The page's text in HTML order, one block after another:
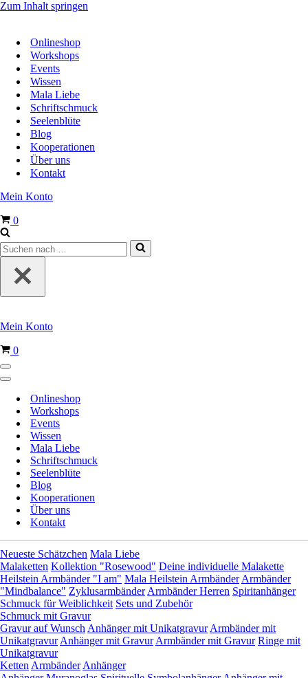
Zum Inhalt springen
Onlineshop
Workshops
Events
Wissen
Mala Liebe
Schriftschmuck
Seelenblüte
Blog
Kooperationen
Über uns
Kontakt
Mein Konto
Warenkorb
0
Suchen
nach …
Mein Konto
Warenkorb
0
Navigationsmenü
Navigationsmenü
Onlineshop
Workshops
Events
Wissen
Mala Liebe
Schriftschmuck
Seelenblüte
Blog
Kooperationen
Über uns
Kontakt
Neueste Schätzchen Mala Liebe
Malaketten Kollektion "Rosewood" Deine individuelle Malakette
Heilstein Armbänder "I am" Mala Heilstein Armbänder Armbänder
"Mindbalance" Zyklusarmbänder Armbänder Herren Spiritanhänger
Schmuck für Weiblichkeit Sets und Zubehör
Schmuck mit Gravur
Gravur auf Wunsch Anhänger mit Unikatgravur Armbänder mit
Unikatgravur Anhänger mit Gravur Armbänder mit Gravur Ringe mit
Unikatgravur
Ketten Armbänder Anhänger